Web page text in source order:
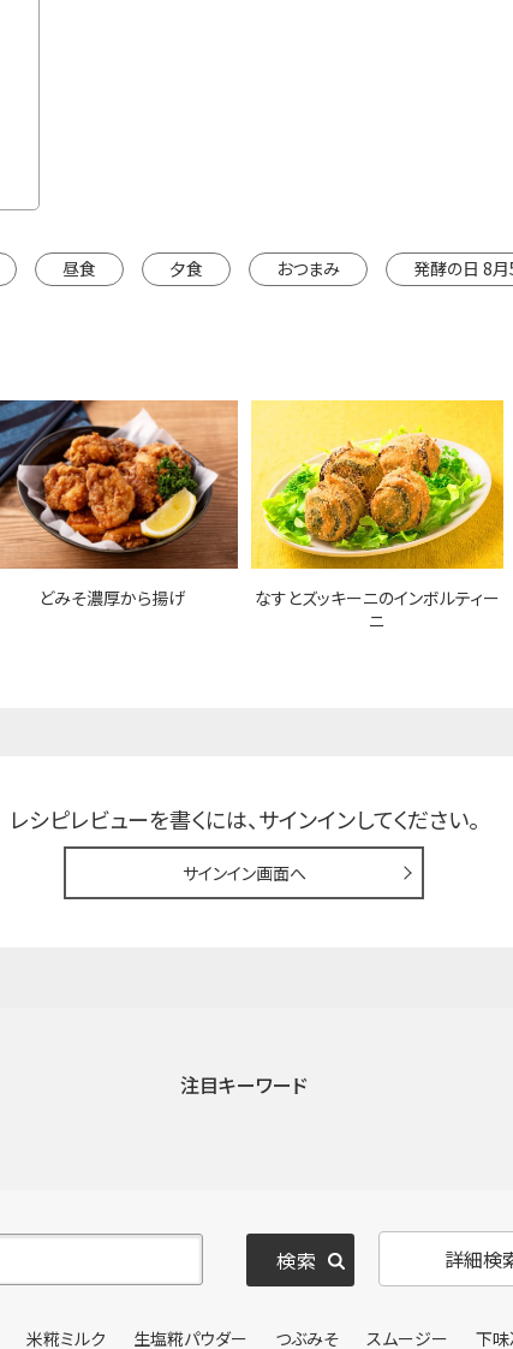
昼食 夕食 おつまみ 発酵の日 8
どみそ濃厚から揚げ
なすとズッキーニのインボルティー
ニ
レシピレビューを書くには、サインインしてください。
サインイン画面へ
注目キーワード
詳細検
米糀ミルク 生塩糀パウダー つぶみそ スムージー
下